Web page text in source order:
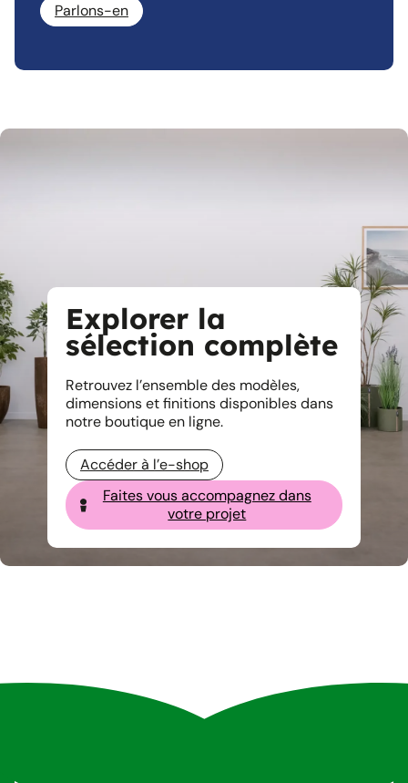
Parlons-en
Explorer la
sélection complète
Retrouvez l’ensemble des modèles,
dimensions et finitions disponibles dans
notre boutique en ligne.
Accéder à l’e-shop
Faites vous accompagnez dans
votre projet